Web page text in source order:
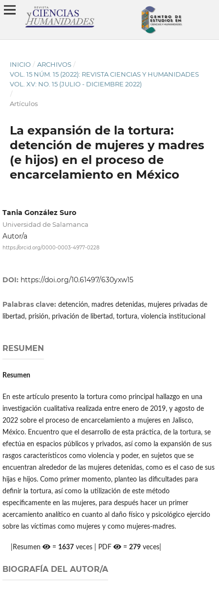
INICIO / ARCHIVOS /
VOL. 15 NÚM. 15 (2022): REVISTA CIENCIAS Y HUMANIDADES
VOL. XV: NO. 15 (JULIO - DICIEMBRE 2022)
/
Artículos
La expansión de la tortura:
detención de mujeres y madres
(e hijos) en el proceso de
encarcelamiento en México
Tania González Suro
Universidad de Salamanca
Autor/a
https://orcid.org/0000-0003-4977-0228
DOI: https://doi.org/10.61497/630yxw15
Palabras clave: detención, madres detenidas, mujeres privadas de
libertad, prisión, privación de libertad, tortura, violencia institucional
RESUMEN
Resumen
En este artículo presento la tortura como principal hallazgo en una
investigación cualitativa realizada entre enero de 2019, y agosto de
2022 sobre el proceso de encarcelamiento a mujeres en Jalisco,
México. Encuentro que el desarrollo de esta práctica, de la tortura, se
efectúa en espacios públicos y privados, así como la expansión de sus
rasgos característicos como violencia y poder, en sujetos que se
encuentran alrededor de las mujeres detenidas, como es el caso de sus
hijas e hijos. Como primer momento, planteo las dificultades para
definir la tortura, así como la utilización de este método
específicamente en las mujeres, para después hacer un primer
acercamiento analítico en cuanto al daño físico y psicológico ejercido
sobre las víctimas como mujeres y como mujeres-madres.
|Resumen = 1637 veces | PDF =279 veces|
BIOGRAFÍA DEL AUTOR/A